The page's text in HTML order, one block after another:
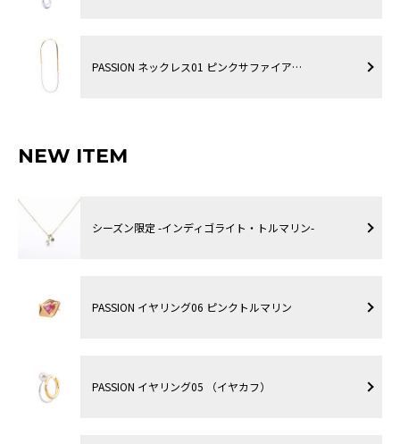
PASSION ネックレス01 ピンクサファイア…
NEW ITEM
シーズン限定 -インディゴライト・トルマリン-
PASSION イヤリング06 ピンクトルマリン
PASSION イヤリング05 （イヤカフ）